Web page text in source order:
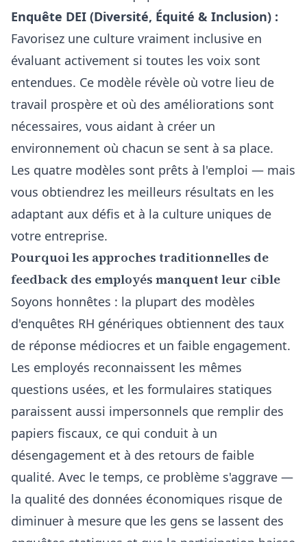
Enquête DEI (Diversité, Équité & Inclusion) :
Favorisez une culture vraiment inclusive en
évaluant activement si toutes les voix sont
entendues. Ce modèle révèle où votre lieu de
travail prospère et où des améliorations sont
nécessaires, vous aidant à créer un
environnement où chacun se sent à sa place.
Les quatre modèles sont prêts à l'emploi — mais
vous obtiendrez les meilleurs résultats en les
adaptant aux défis et à la culture uniques de
votre entreprise.
Pourquoi les approches traditionnelles de
feedback des employés manquent leur cible
Soyons honnêtes : la plupart des modèles
d'enquêtes RH génériques obtiennent des taux
de réponse médiocres et un faible engagement.
Les employés reconnaissent les mêmes
questions usées, et les formulaires statiques
paraissent aussi impersonnels que remplir des
papiers fiscaux, ce qui conduit à un
désengagement et à des retours de faible
qualité. Avec le temps, ce problème s'aggrave —
la qualité des données économiques risque de
diminuer à mesure que les gens se lassent des